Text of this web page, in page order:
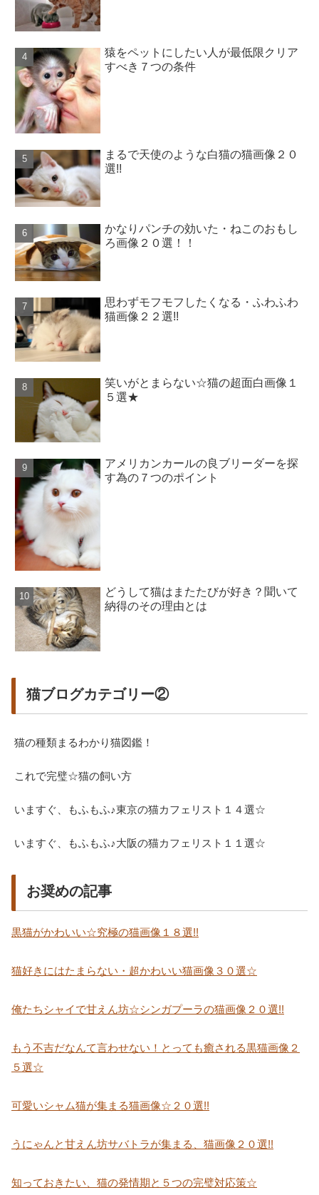
猿をペットにしたい人が最低限クリア
すべき７つの条件
まるで天使のような白猫の猫画像２０
選!!
かなりパンチの効いた・ねこのおもし
ろ画像２０選！！
思わずモフモフしたくなる・ふわふわ
猫画像２２選!!
笑いがとまらない☆猫の超面白画像１
５選★
アメリカンカールの良ブリーダーを探
す為の７つのポイント
どうして猫はまたたびが好き？聞いて
納得のその理由とは
猫ブログカテゴリー②
猫の種類まるわかり猫図鑑！
これで完璧☆猫の飼い方
いますぐ、もふもふ♪東京の猫カフェリスト１４選☆
いますぐ、もふもふ♪大阪の猫カフェリスト１１選☆
お奨めの記事
黒猫がかわいい☆究極の猫画像１８選!!
猫好きにはたまらない・超かわいい猫画像３０選☆
俺たちシャイで甘えん坊☆シンガプーラの猫画像２０選!!
もう不吉だなんて言わせない！とっても癒される黒猫画像２
５選☆
可愛いシャム猫が集まる猫画像☆２０選!!
うにゃんと甘えん坊サバトラが集まる、猫画像２０選!!
知っておきたい、猫の発情期と５つの完璧対応策☆